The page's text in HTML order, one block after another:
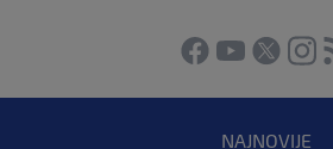
NAJNOVIJE